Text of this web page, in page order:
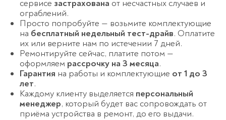
сервисе застрахована от несчастных случаев и
ограблений.
Просто попробуйте — возьмите комплектующие
на бесплатный недельный тест-драйв. Оплатите
их или верните нам по истечении 7 дней.
Ремонтируйте сейчас, платите потом —
оформляем рассрочку на 3 месяца.
Гарантия на работы и комплектующие от 1 до 3
лет.
Каждому клиенту выделяется персональный
менеджер, который будет вас сопровождать от
приёма устройства в ремонт, до его выдачи.